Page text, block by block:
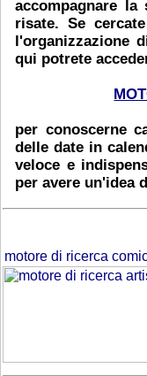
accompagnare
risate. Se
l'organizzazione
qui potrete
per conoscerne
delle date in
veloce e
per avere un'idea